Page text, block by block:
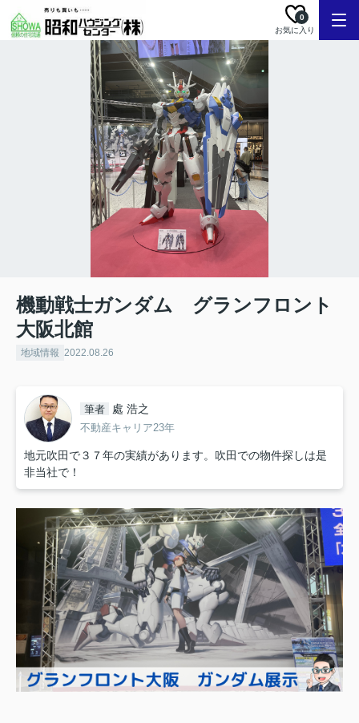
お気に入り
0
機動戦士ガンダム グランフロント
大阪北館
地域情報 2022.08.26
筆者 處 浩之
不動産キャリア23年
地元吹田で３７年の実績があります。吹田での物件探しは是
非当社で！